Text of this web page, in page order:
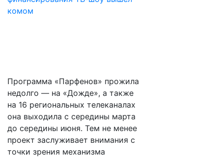
Программа «Парфенов» прожила
недолго — на «Дожде», а также
на 16 региональных телеканалах
она выходила с середины марта
до середины июня. Тем не менее
проект заслуживает внимания с
точки зрения механизма